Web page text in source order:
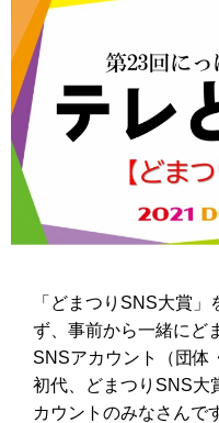
「どまつりSNS大賞
ず、事前から一緒にど
SNSアカウント（団体
初代、どまつりSNS大
カウントのみなさんで